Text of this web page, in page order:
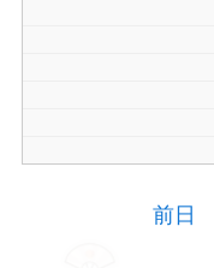
前日